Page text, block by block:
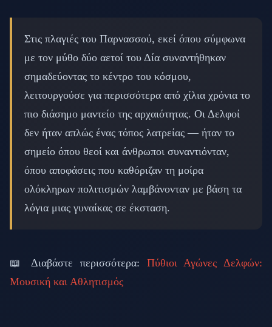
Στις πλαγιές του Παρνασσού, εκεί όπου σύμφωνα
με τον μύθο δύο αετοί του Δία συναντήθηκαν
σημαδεύοντας το κέντρο του κόσμου,
λειτουργούσε για περισσότερα από χίλια χρόνια το
πιο διάσημο μαντείο της αρχαιότητας. Οι Δελφοί
δεν ήταν απλώς ένας τόπος λατρείας — ήταν το
σημείο όπου θεοί και άνθρωποι συναντιόνταν,
όπου αποφάσεις που καθόριζαν τη μοίρα
ολόκληρων πολιτισμών λαμβάνονταν με βάση τα
λόγια μιας γυναίκας σε έκσταση.
📖 Διαβάστε περισσότερα: Πύθιοι Αγώνες Δελφών:
Μουσική και Αθλητισμός